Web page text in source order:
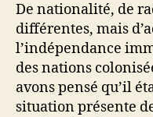
De nationalité, de
différentes, mais
l’indépendance
des nations
avons pensé qu’il
situation présente